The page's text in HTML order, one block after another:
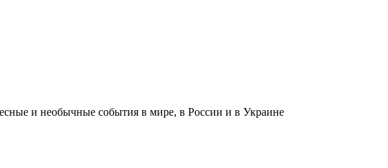
и необычные события в мире, в России и в Украине